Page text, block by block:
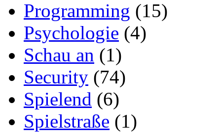
Programming (15)
Psychologie (4)
Schau an (1)
Security (74)
Spielend (6)
Spielstraße (1)